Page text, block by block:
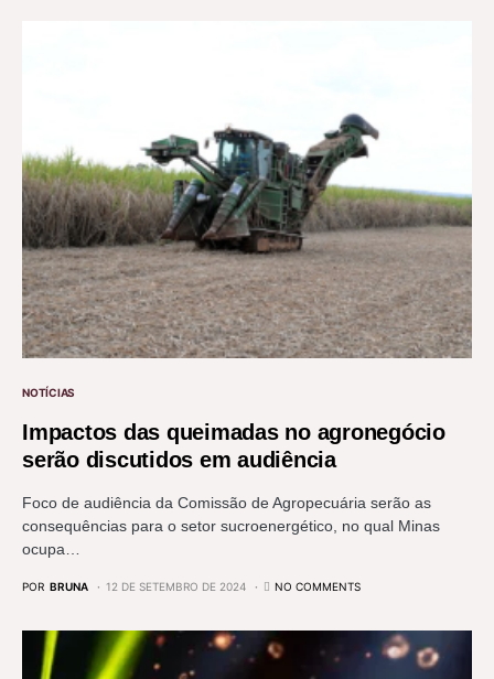
NOTÍCIAS
Impactos das queimadas no agronegócio
serão discutidos em audiência
Foco de audiência da Comissão de Agropecuária serão as
consequências para o setor sucroenergético, no qual Minas
ocupa…
POR BRUNA 12 DE SETEMBRO DE 2024 NO COMMENTS